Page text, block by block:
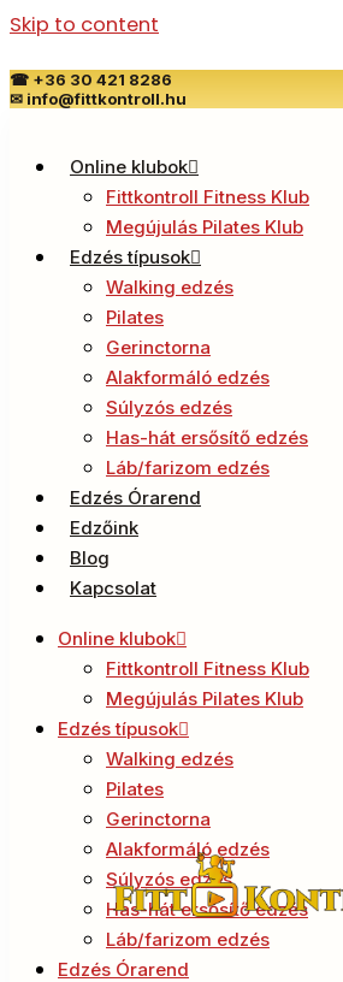
Skip to content
☎ +36 30 421 8286
✉ info@fittkontroll.hu
Online klubok
Fittkontroll Fitness Klub
Megújulás Pilates Klub
Edzés típusok
Walking edzés
Pilates
Gerinctorna
Alakformáló edzés
Súlyzós edzés
Has-hát ersősítő edzés
Láb/farizom edzés
Edzés Órarend
Edzőink
Blog
Kapcsolat
Online klubok
Fittkontroll Fitness Klub
Megújulás Pilates Klub
Edzés típusok
Walking edzés
Pilates
Gerinctorna
Alakformáló edzés
Súlyzós edzés
Has-hát ersősítő edzés
Láb/farizom edzés
Edzés Órarend